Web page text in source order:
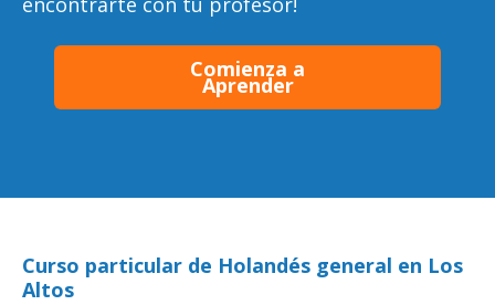
Comienza a
Aprender
Curso particular de Holandés general en Los
Altos